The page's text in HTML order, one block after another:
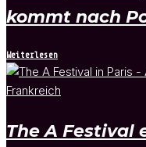
kommt nach
Weiterlesen
The A Festival